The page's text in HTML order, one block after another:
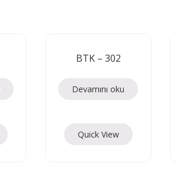
BTK – 302
Devamını oku
Quick View